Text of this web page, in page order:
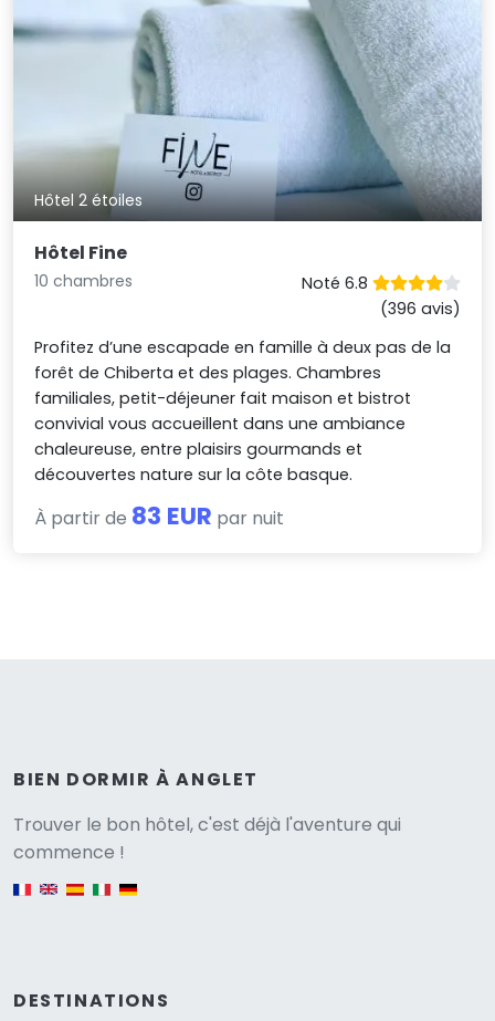
Hôtel 2 étoiles
Hôtel Fine
10 chambres
Noté 6.8
(396 avis)
Profitez d’une escapade en famille à deux pas de la
forêt de Chiberta et des plages. Chambres
familiales, petit-déjeuner fait maison et bistrot
convivial vous accueillent dans une ambiance
chaleureuse, entre plaisirs gourmands et
découvertes nature sur la côte basque.
À partir de 83 EUR par nuit
BIEN DORMIR À ANGLET
Trouver le bon hôtel, c'est déjà l'aventure qui
commence !
DESTINATIONS